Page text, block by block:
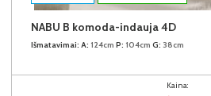
NABU B komoda-indauja 4D
Išmatavimai: A: 124cm P: 104cm G: 38cm
Kaina: